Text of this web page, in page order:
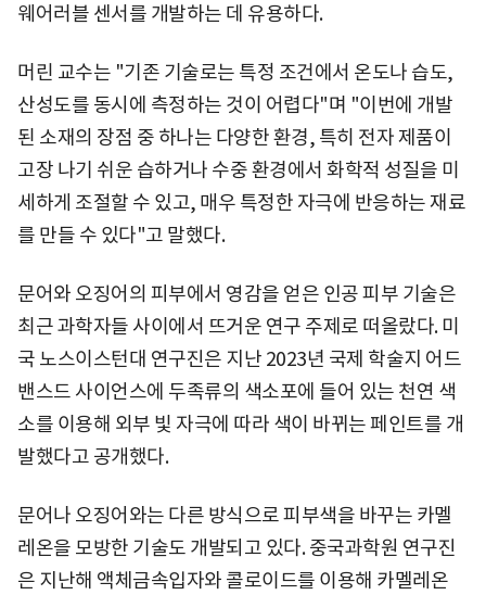
웨어러블 센서를 개발하는 데 유용하다.
머린 교수는 "기존 기술로는 특정 조건에서 온도나 습도,
산성도를 동시에 측정하는 것이 어렵다"며 "이번에 개발
된 소재의 장점 중 하나는 다양한 환경, 특히 전자 제품이
고장 나기 쉬운 습하거나 수중 환경에서 화학적 성질을 미
세하게 조절할 수 있고, 매우 특정한 자극에 반응하는 재료
를 만들 수 있다"고 말했다.
문어와 오징어의 피부에서 영감을 얻은 인공 피부 기술은
최근 과학자들 사이에서 뜨거운 연구 주제로 떠올랐다. 미
국 노스이스턴대 연구진은 지난 2023년 국제 학술지 어드
밴스드 사이언스에 두족류의 색소포에 들어 있는 천연 색
소를 이용해 외부 빛 자극에 따라 색이 바뀌는 페인트를 개
발했다고 공개했다.
문어나 오징어와는 다른 방식으로 피부색을 바꾸는 카멜
레온을 모방한 기술도 개발되고 있다. 중국과학원 연구진
은 지난해 액체금속입자와 콜로이드를 이용해 카멜레온